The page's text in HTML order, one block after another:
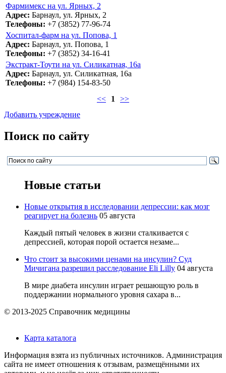
Фармимекс на ул. Ярных, 2
Адрес: Барнаул, ул. Ярных, 2
Телефоны: +7 (3852) 77-96-74
Хоспитал-фарм на ул. Попова, 1
Адрес: Барнаул, ул. Попова, 1
Телефоны: +7 (3852) 34-16-41
Экстракт-Тоути на ул. Силикатная, 16а
Адрес: Барнаул, ул. Силикатная, 16а
Телефоны: +7 (984) 154-83-50
<<
1 >>
Добавить учреждение
Поиск по сайту
Новые статьи
Новые открытия в исследовании депрессии: как мозг
реагирует на болезнь 05 августа
Каждый пятый человек в жизни сталкивается с
депрессией, которая порой остается незаме...
Что стоит за высокими ценами на инсулин? Суд
Мичигана разрешил расследование Eli Lilly 04 августа
В мире диабета инсулин играет решающую роль в
поддержании нормального уровня сахара в...
© 2013-2025 Справочник медицины
Карта каталога
Информация взята из публичных источников. Администрация
сайта не имеет отношения к отзывам, размещёнными их